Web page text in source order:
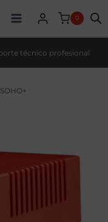
0
técnico profesional